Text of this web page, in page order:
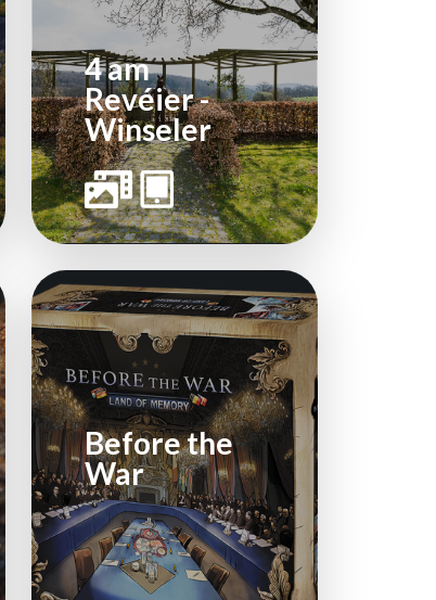
4 am
Revéier -
Winseler
Before the
War